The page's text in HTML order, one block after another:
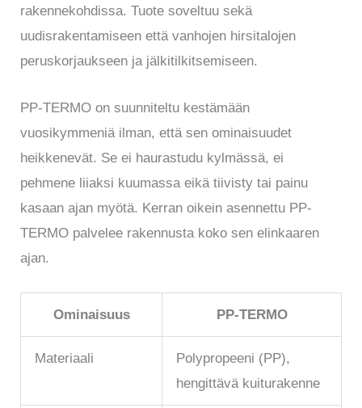
rakennekohdissa. Tuote soveltuu sekä
uudisrakentamiseen että vanhojen hirsitalojen
peruskorjaukseen ja jälkitilkitsemiseen.
PP-TERMO on suunniteltu kestämään
vuosikymmeniä ilman, että sen ominaisuudet
heikkenevät. Se ei haurastudu kylmässä, ei
pehmene liiaksi kuumassa eikä tiivisty tai painu
kasaan ajan myötä. Kerran oikein asennettu PP-
TERMO palvelee rakennusta koko sen elinkaaren
ajan.
Ominaisuus PP-TERMO
Materiaali
Polypropeeni (PP),
hengittävä kuiturakenne